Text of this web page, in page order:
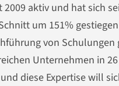
aktiv und hat sich
um 151%
von
Unternehmen in
diese Expertise will